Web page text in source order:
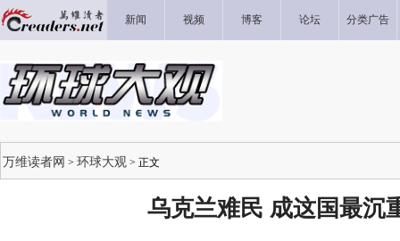
新闻 视频 博客 论坛 分类广告
万维读者网 > 环球大观 > 正文
乌克兰难民 成这国最沉